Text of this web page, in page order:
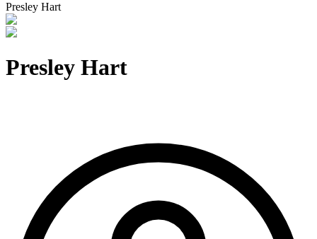
Presley Hart
Presley Hart